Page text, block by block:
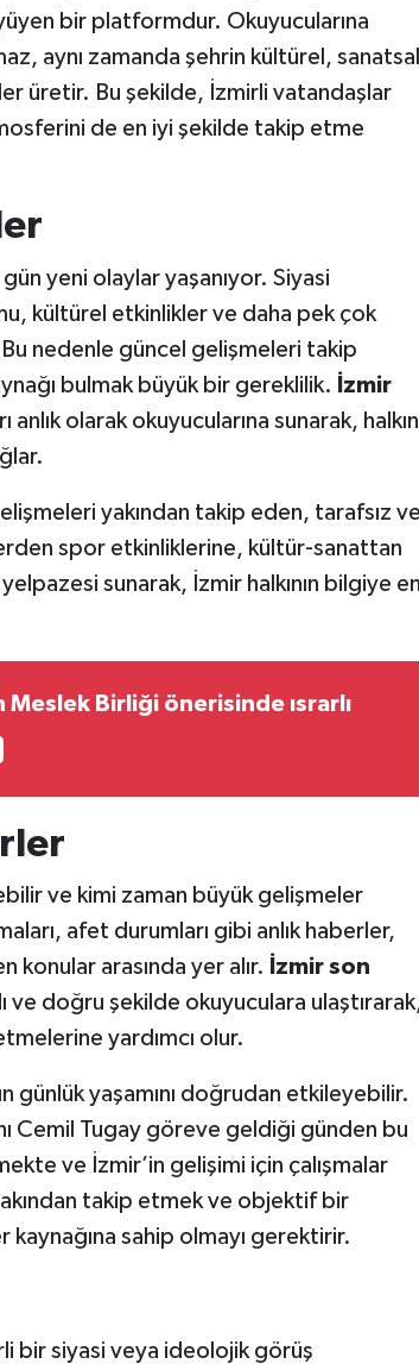
bir platformdur. Okuyucularına
aynı zamanda şehrin kültürel, sanatsal
üretir. Bu şekilde, İzmirli vatandaşlar
de en iyi şekilde takip etme
yeni olaylar yaşanıyor. Siyasi
kültürel etkinlikler ve daha pek çok
nedenle güncel gelişmeleri takip
bulmak büyük bir gereklilik.
İzmir
olarak okuyucularına sunarak, halkın
yakından takip eden, tarafsız ve
spor etkinliklerine, kültür-sanattan
sunarak, İzmir halkının bilgiye en
Meslek Birliği önerisinde ısrarlı
ve kimi zaman büyük gelişmeler
afet durumları gibi anlık haberler,
arasında yer alır. İzmir son
ve doğru şekilde okuyuculara
yardımcı olur.
günlük yaşamını doğrudan etkileyebilir.
Cemil Tugay göreve geldiği günden bu
ve İzmir’in gelişimi için çalışmalar
takip etmek ve objektif bir
sahip olmayı gerektirir.
bir siyasi veya ideolojik görüş